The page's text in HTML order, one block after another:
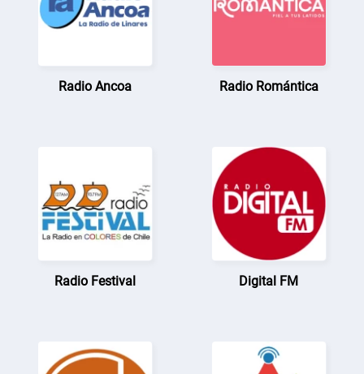
Radio Ancoa Radio Romántica
Radio Festival Digital FM